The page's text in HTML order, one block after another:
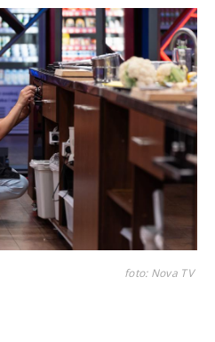
foto: Nova TV